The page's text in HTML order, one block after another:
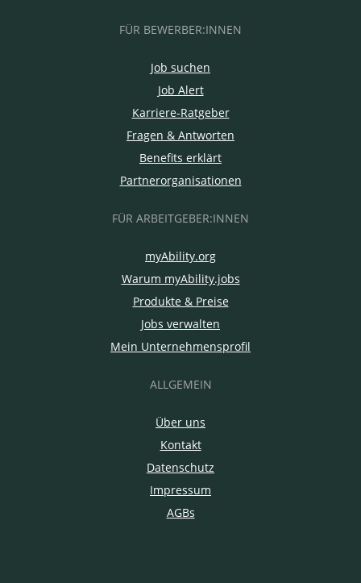
FÜR BEWERBER:INNEN
Job suchen
Job Alert
Karriere-Ratgeber
Fragen & Antworten
Benefits erklärt
Partnerorganisationen
FÜR ARBEITGEBER:INNEN
myAbility.org
Warum myAbility.jobs
Produkte & Preise
Jobs verwalten
Mein Unternehmensprofil
ALLGEMEIN
Über uns
Kontakt
Datenschutz
Impressum
AGBs